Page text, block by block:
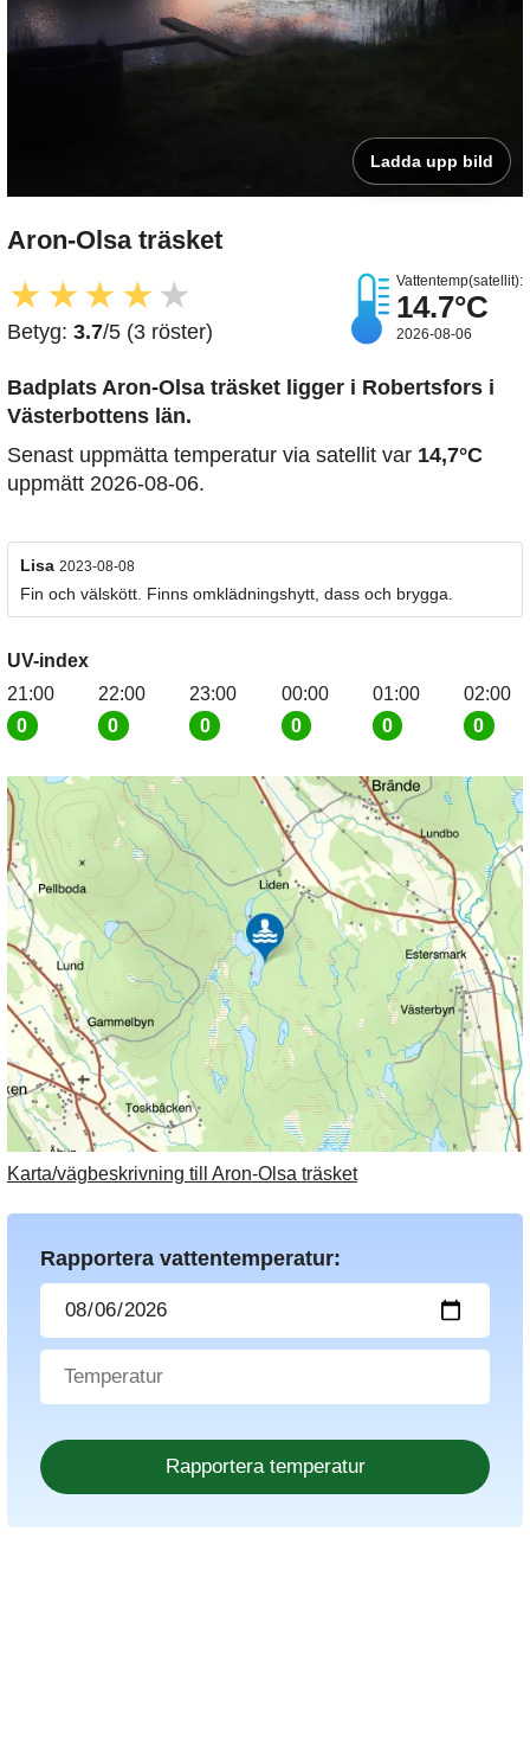
Ladda upp bild
Aron-Olsa träsket
★ ★★ ★ ★
Betyg: 3.7/5 (3 röster)
Vattentemp(satellit):
14.7°C
2026-08-06
Badplats Aron-Olsa träsket ligger i Robertsfors i
Västerbottens län.
Senast uppmätta temperatur via satellit var 14,7°C
uppmätt 2026-08-06.
Lisa 2023-08-08
Fin och välskött. Finns omklädningshytt, dass och brygga.
UV-index
21:00
0
22:00
0
23:00
0
00:00
0
01:00
0
02:00
0
Karta/vägbeskrivning till Aron-Olsa träsket
Rapportera vattentemperatur: